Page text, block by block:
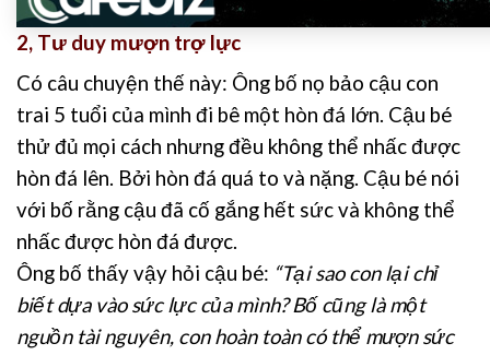
2, Tư duy mượn trợ lực
Có câu chuyện thế này: Ông bố nọ bảo cậu con
trai 5 tuổi của mình đi bê một hòn đá lớn. Cậu bé
thử đủ mọi cách nhưng đều không thể nhấc được
hòn đá lên. Bởi hòn đá quá to và nặng. Cậu bé nói
với bố rằng cậu đã cố gắng hết sức và không thể
nhấc được hòn đá được.
Ông bố thấy vậy hỏi cậu bé: “Tại sao con lại chỉ
biết dựa vào sức lực của mình? Bố cũng là một
nguồn tài nguyên, con hoàn toàn có thể mượn sức